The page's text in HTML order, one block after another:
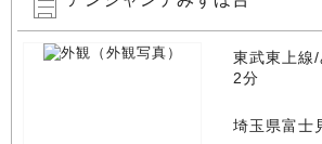
東武東上線
2分
埼玉県富士